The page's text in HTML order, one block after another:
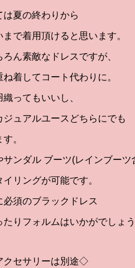
は夏の終わりから
で着用頂けると思います。
ん素敵なドレスですが、
着してコート代わりに。
ってもいいし、
ジュアルユースどちらにでも
。
サンダル ブーツ(レインブーツ
リングが可能です。
必須のブラックドレス
りフォルムはいかがでしょう
セサリーは別途◇